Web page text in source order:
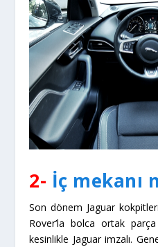
2- İç mekanı
Son dönem Jaguar
Rover’la bolca ortak
kesinlikle Jaguar imzalı.